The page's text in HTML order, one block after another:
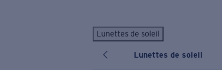
Lunettes de soleil
Lunettes de soleil
LES PLUS RECHERCHÉS
Lunettes de soleil personnalisées Nouveau